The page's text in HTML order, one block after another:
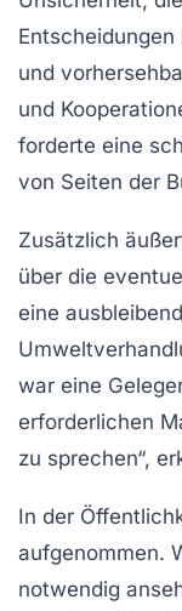
und
und
forderte eine
von Seiten der
Zusätzlich
über die
eine
war eine
erforderlichen
zu sprechen“,
In der
aufgenommen.
notwendig